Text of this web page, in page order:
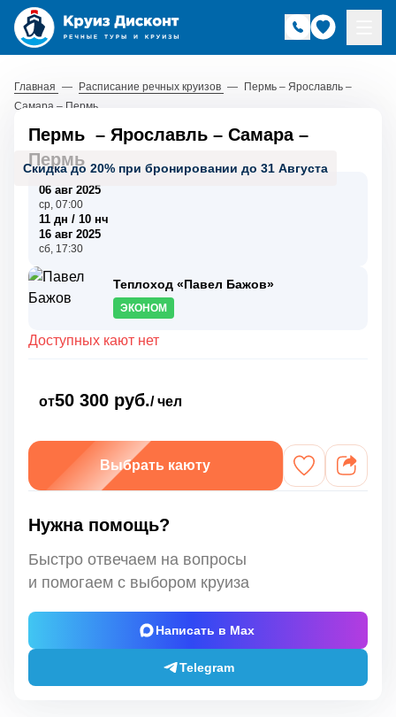
Главная — Расписание речных круизов — Пермь – Ярославль –
Самара – Пермь
Скидка до 20% при бронировании до 31 Августа
Пермь – Ярославль – Самара–
Пермь
06 авг 2025
ср, 07:00
11 дн / 10 нч
16 авг 2025
сб, 17:30
Теплоход «Павел Бажов»
ЭКОНОМ
Доступных кают нет
от50 300 руб./ чел
Выбрать каюту
Нужна помощь?
Быстро отвечаем на вопросы
и помогаем с выбором круиза
Написать в Max
Telegram